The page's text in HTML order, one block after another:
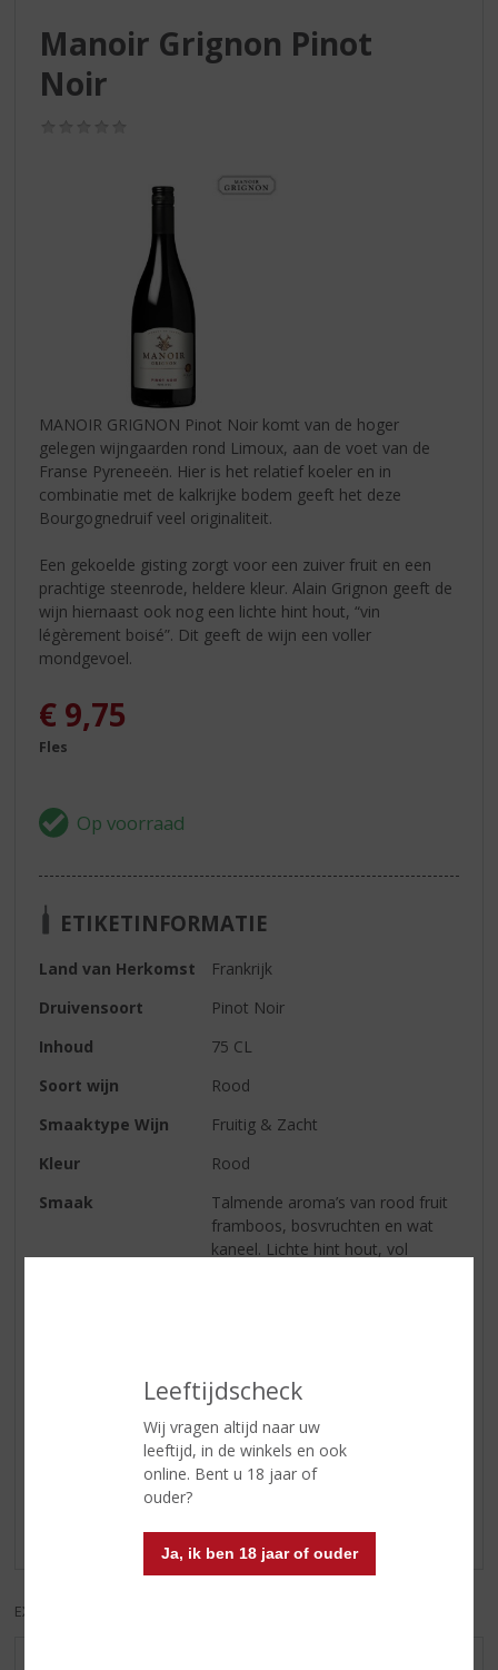
Leeftijdscheck
Wij vragen altijd naar uw
leeftijd, in de winkels en ook
online. Bent u 18 jaar of
ouder?
Ja, ik ben 18 jaar of ouder
Manoir Grignon Pinot
Noir
MANOIR GRIGNON Pinot Noir komt van de hoger
gelegen wijngaarden rond Limoux, aan de voet van de
Franse Pyreneeën. Hier is het relatief koeler en in
combinatie met de kalkrijke bodem geeft het deze
Bourgognedruif veel originaliteit.
Een gekoelde gisting zorgt voor een zuiver fruit en een
prachtige steenrode, heldere kleur. Alain Grignon geeft de
wijn hiernaast ook nog een lichte hint hout, “vin
légèrement boisé”. Dit geeft de wijn een voller
mondgevoel.
€ 9,75
Fles
ETIKETINFORMATIE
Land van Herkomst
Frankrijk
Druivensoort
Pinot Noir
Inhoud
75 CL
Soort wijn
Rood
Smaaktype Wijn
Fruitig & Zacht
Kleur
Rood
Smaak
Talmende aroma’s van rood fruit
framboos, bosvruchten en wat
kaneel. Lichte hint hout, vol
Reviews
Schrijf een review
Er zijn nog geen reviews geplaatst voor dit product
EXCL. BTW